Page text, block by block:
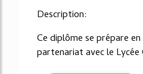
Description:
Ce diplôme se prépare
partenariat avec le Lycée